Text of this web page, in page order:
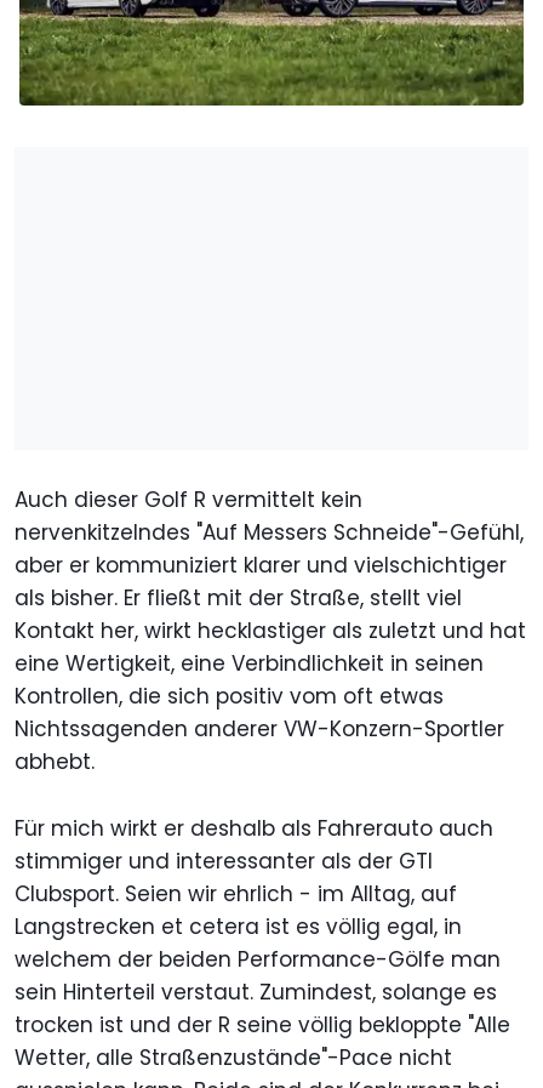
Auch dieser Golf R vermittelt kein
nervenkitzelndes "Auf Messers Schneide"-Gefühl,
aber er kommuniziert klarer und vielschichtiger
als bisher. Er fließt mit der Straße, stellt viel
Kontakt her, wirkt hecklastiger als zuletzt und hat
eine Wertigkeit, eine Verbindlichkeit in seinen
Kontrollen, die sich positiv vom oft etwas
Nichtssagenden anderer VW-Konzern-Sportler
abhebt.
Für mich wirkt er deshalb als Fahrerauto auch
stimmiger und interessanter als der GTI
Clubsport. Seien wir ehrlich - im Alltag, auf
Langstrecken et cetera ist es völlig egal, in
welchem der beiden Performance-Gölfe man
sein Hinterteil verstaut. Zumindest, solange es
trocken ist und der R seine völlig bekloppte "Alle
Wetter, alle Straßenzustände"-Pace nicht